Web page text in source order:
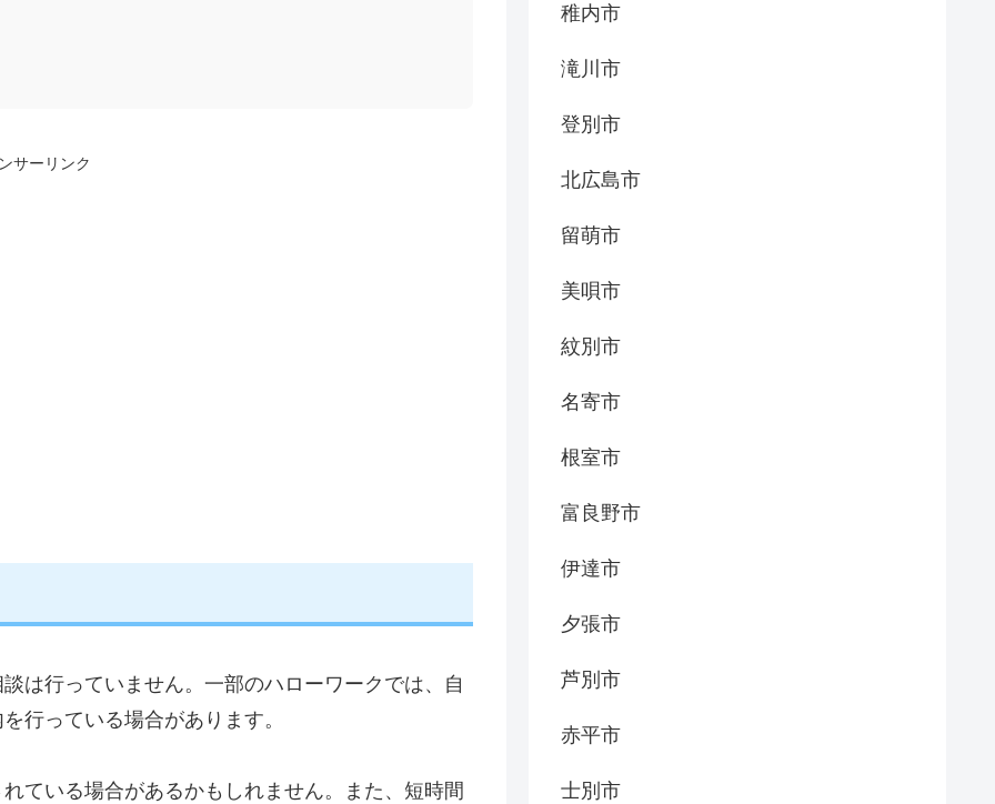
サーリンク
は行っていません。一部のハローワークでは、自
行っている場合があります。
ている場合があるかもしれません。また、短時間
稚内市
滝川市
登別市
北広島市
留萌市
美唄市
紋別市
名寄市
根室市
富良野市
伊達市
夕張市
芦別市
赤平市
士別市